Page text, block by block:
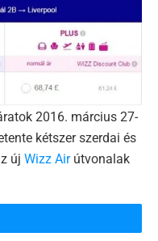
2016. március 27-
kétszer szerdai és
új Wizz Airútvonalak